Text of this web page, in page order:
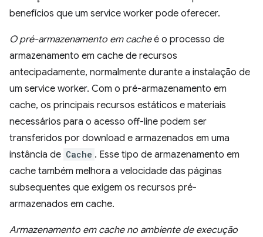
benefícios que um service worker pode oferecer.
O pré-armazenamento em cacheé o processo de
armazenamento em cache de recursos
antecipadamente, normalmente durante a instalação de
um service worker. Com o pré-armazenamento em
cache, os principais recursos estáticos e materiais
necessários para o acesso off-line podem ser
transferidos por download e armazenados em uma
instância de Cache . Esse tipo de armazenamento em
cache também melhora a velocidade das páginas
subsequentes que exigem os recursos pré-
armazenados em cache.
Armazenamento em cache no ambiente de execução